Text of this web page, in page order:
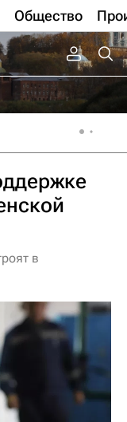
Общество
в